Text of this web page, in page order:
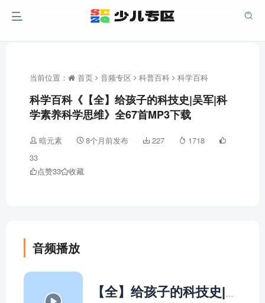
当前位置： 首页 音频专区 科普百科 科学百科
科学百科《【全】给孩子的科技史|吴军|科
学素养科学思维》全67首MP3下载
暗元素 8个月前发布 227
1718
33
点赞33 收藏
音频播放